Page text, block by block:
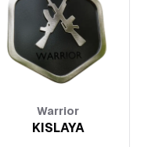
Warrior
KISLAYA